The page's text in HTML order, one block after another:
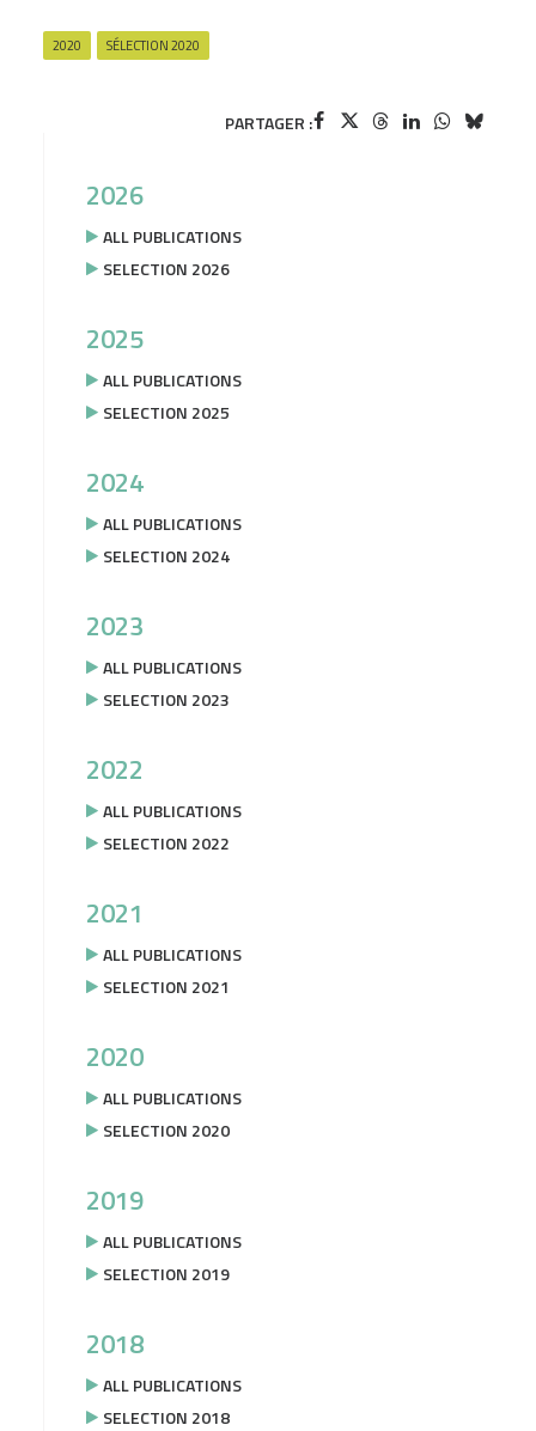
2020 SÉLECTION 2020
PARTAGER :
2026
ALL PUBLICATIONS
SELECTION 2026
2025
ALL PUBLICATIONS
SELECTION 2025
2024
ALL PUBLICATIONS
SELECTION 2024
2023
ALL PUBLICATIONS
SELECTION 2023
2022
ALL PUBLICATIONS
SELECTION 2022
2021
ALL PUBLICATIONS
SELECTION 2021
2020
ALL PUBLICATIONS
SELECTION 2020
2019
ALL PUBLICATIONS
SELECTION 2019
2018
ALL PUBLICATIONS
SELECTION 2018